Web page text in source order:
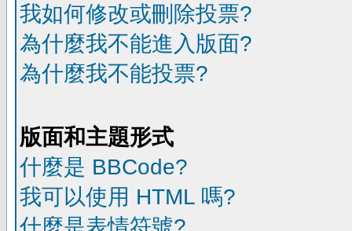
我如何修改或刪除投票?
為什麼我不能進入版面?
為什麼我不能投票?
版面和主題形式
什麼是 BBCode?
我可以使用 HTML 嗎?